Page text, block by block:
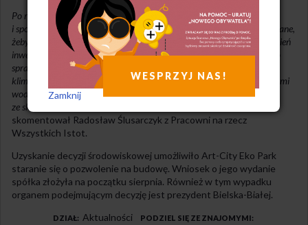
Po raz kolejny mamy do czynienia z ignorowaniem dobra przyrody
i społeczeństwa dla partykularnych interesów dewelopera. To niesłychane,
żeby wydawać decyzję środowiskową na podstawie mglistych zapewnień
inwestora o tym, że „wycinkę ograniczy do minimum”, bez dokładnego
sprawdzenia, o które drzewa chodzi i ile ich będzie. W dobie kryzysu
klimatycznego, problemów z zanieczyszczeniem powietrza czy zasobami
wodnymi, wycinanie lasów, naszych sprzymierzeńców w walce
ze skutkami globalnego ocieplenia, jest działaniem karygodnym
skomentował Radosław Ślusarczyk z Pracowni na rzecz
Wszystkich Istot.
Uzyskanie decyzji środowiskowej umożliwiło Art-City Eko Park
staranie się o pozwolenie na budowę. Wniosek o jego wydanie
spółka złożyła na początku sierpnia. Również w tym wypadku
organem podejmującym decyzję jest prezydent Bielska-Białej.
DZIAŁ Aktualności PODZIEL SIĘ ZE ZNAJOMYMI
WESPRZYJ NAS!
Zamknij